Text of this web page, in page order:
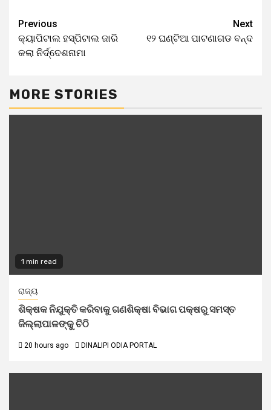
Previous
କ୍ୟାପିଟାଲ ହସ୍ପିଟାଲ ଜାରି
କଲା ନିର୍ଦ୍ଦେଶନାମା
Next
୧୨ ଘଣ୍ଟିଆ ପାଟଣାଗଡ ବନ୍ଦ
MORE STORIES
1 min read
ରାଜ୍ୟ
ଶିକ୍ଷକ ନିଯୁକ୍ତି କରିବାକୁ ଗଣଶିକ୍ଷା ବିଭାଗ ପକ୍ଷରୁ ସମସ୍ତ
ଜିଲ୍ଲାପାଳଙ୍କୁ ଚିଠି
20 hours ago DINALIPI ODIA PORTAL